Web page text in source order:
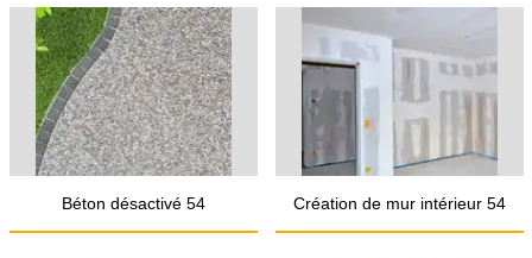
Béton désactivé 54 Création de mur intérieur 54